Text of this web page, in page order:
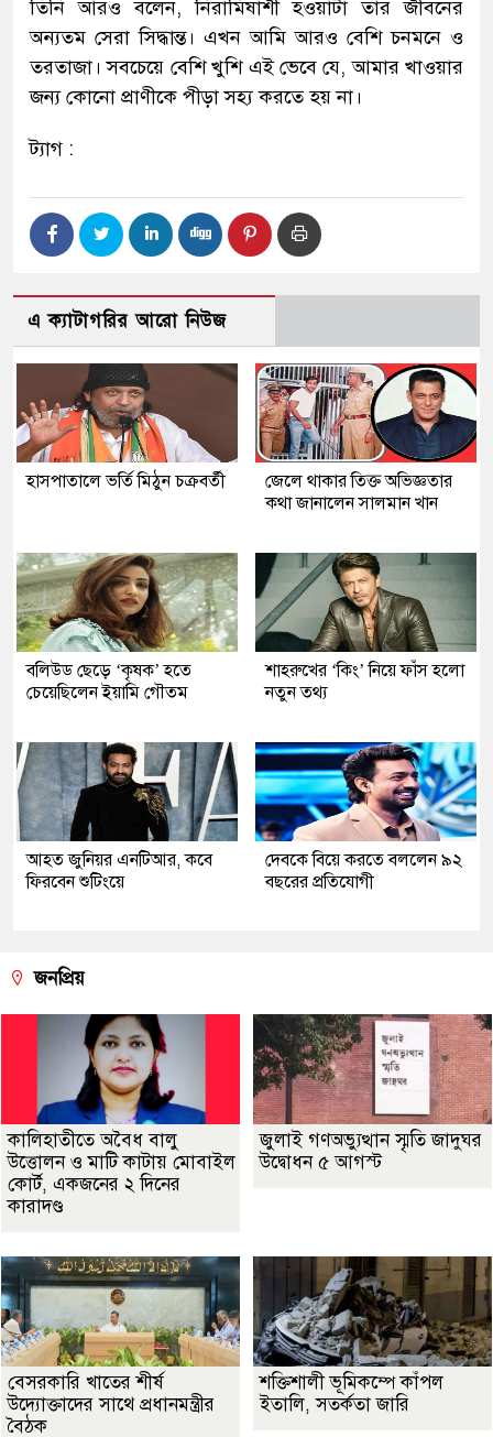
তিনি আরও বলেন, নিরামিষাশী হওয়াটা তাঁর জীবনের
অন্যতম সেরা সিদ্ধান্ত। এখন আমি আরও বেশি চনমনে ও
তরতাজা। সবচেয়ে বেশি খুশি এই ভেবে যে, আমার খাওয়ার
জন্য কোনো প্রাণীকে পীড়া সহ্য করতে হয় না।
ট্যাগ :
এ ক্যাটাগরির আরো নিউজ
হাসপাতালে ভর্তি মিঠুন চক্রবর্তী
জেলে থাকার তিক্ত অভিজ্ঞতার
কথা জানালেন সালমান খান
বলিউড ছেড়ে ‘কৃষক’ হতে
চেয়েছিলেন ইয়ামি গৌতম
শাহরুখের ‘কিং’ নিয়ে ফাঁস হলো
নতুন তথ্য
আহত জুনিয়র এনটিআর, কবে
ফিরবেন শুটিংয়ে
দেবকে বিয়ে করতে বললেন ৯২
বছরের প্রতিযোগী
জনপ্রিয়
কালিহাতীতে অবৈধ বালু
উত্তোলন ও মাটি কাটায় মোবাইল
কোর্ট, একজনের ২ দিনের
কারাদণ্ড
জুলাই গণঅভ্যুত্থান স্মৃতি জাদুঘর
উদ্বোধন ৫ আগস্ট
বেসরকারি খাতের শীর্ষ
উদ্যোক্তাদের সাথে প্রধানমন্ত্রীর
বৈঠক
শক্তিশালী ভূমিকম্পে কাঁপল
ইতালি, সতর্কতা জারি